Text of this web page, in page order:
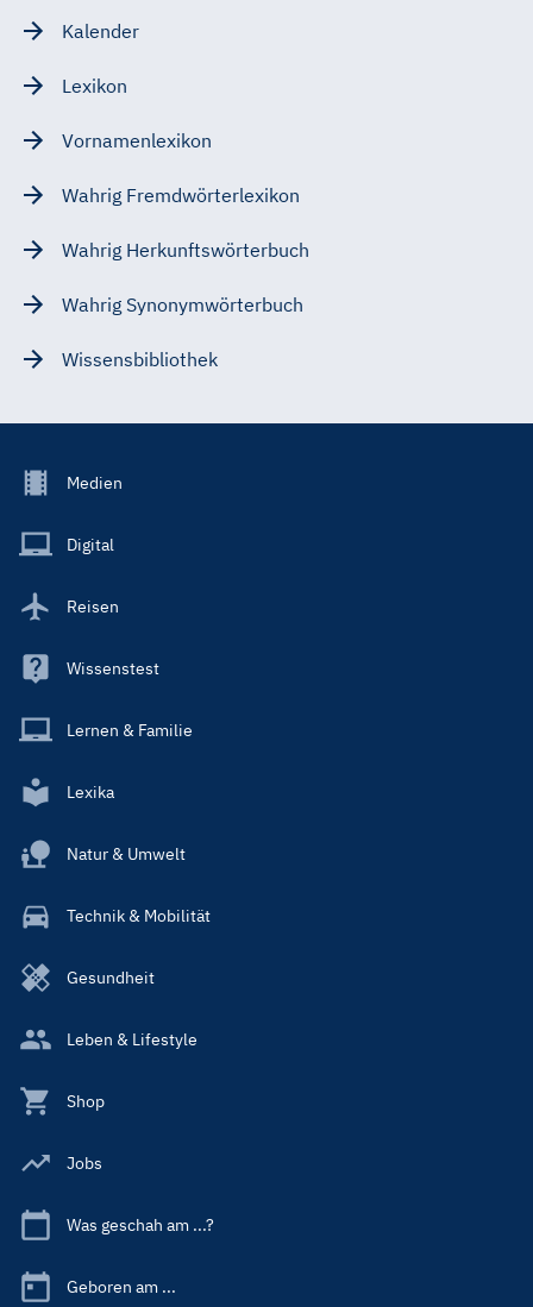
Kalender
Lexikon
Vornamenlexikon
Wahrig Fremdwörterlexikon
Wahrig Herkunftswörterbuch
Wahrig Synonymwörterbuch
Wissensbibliothek
Footer
Main
Medien
Digital
Reisen
Wissenstest
Lernen & Familie
Lexika
Natur & Umwelt
Technik & Mobilität
Gesundheit
Leben & Lifestyle
Shop
Jobs
Was geschah am ...?
Geboren am ...